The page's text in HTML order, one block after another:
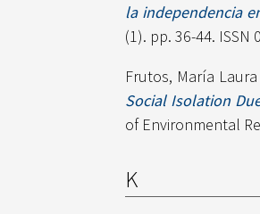
la independencia
(1). pp. 36-44. ISSN
Frutos, María Laura
Social Isolation
of Environmental
K